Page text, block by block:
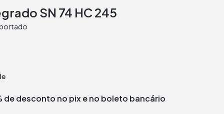
SN 74 HC 245
de desconto no pix e no boleto bancário